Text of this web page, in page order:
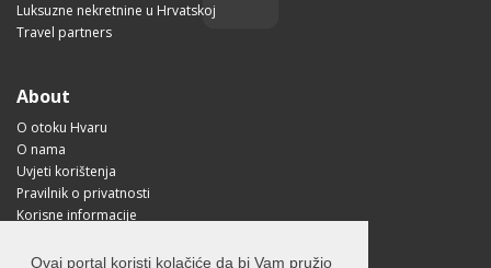
Ovaj portal koristi kolačiće da bi Vam pružio
Luksuzne nekretnine u Hrvatskoj
Travel partners
About
O otoku Hvaru
O nama
Uvjeti korištenja
Pravilnik o privatnosti
Korisne informacije
Free Mobile App